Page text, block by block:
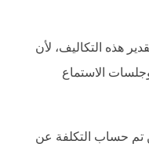
هذه التكاليف، لأن
الاستماع
تم حساب التكلفة عن